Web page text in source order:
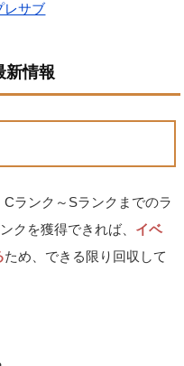
レサブ
新情報
ランク～Sランクまでのラ
クを獲得できれば、 イベ
ため、できる限り回収して